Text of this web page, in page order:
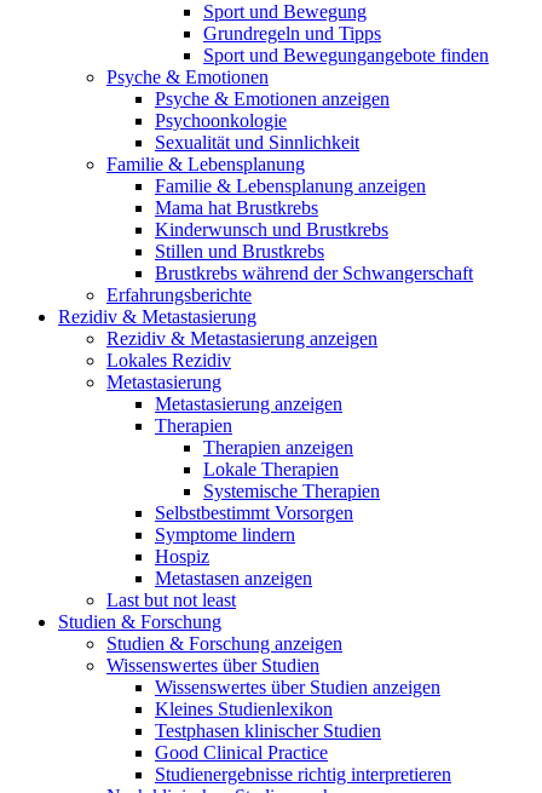
Sport und Bewegung
Grundregeln und Tipps
Sport und Bewegungangebote finden
Psyche & Emotionen
Psyche & Emotionen anzeigen
Psychoonkologie
Sexualität und Sinnlichkeit
Familie & Lebensplanung
Familie & Lebensplanung anzeigen
Mama hat Brustkrebs
Kinderwunsch und Brustkrebs
Stillen und Brustkrebs
Brustkrebs während der Schwangerschaft
Erfahrungsberichte
Rezidiv & Metastasierung
Rezidiv & Metastasierung anzeigen
Lokales Rezidiv
Metastasierung
Metastasierung anzeigen
Therapien
Therapien anzeigen
Lokale Therapien
Systemische Therapien
Selbstbestimmt Vorsorgen
Symptome lindern
Hospiz
Metastasen anzeigen
Last but not least
Studien & Forschung
Studien & Forschung anzeigen
Wissenswertes über Studien
Wissenswertes über Studien anzeigen
Kleines Studienlexikon
Testphasen klinischer Studien
Good Clinical Practice
Studienergebnisse richtig interpretieren